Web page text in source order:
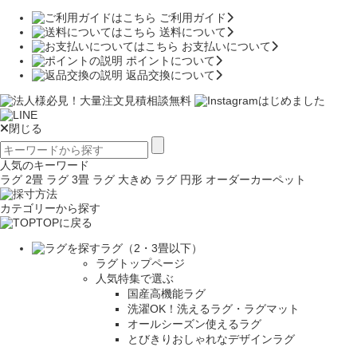
ご利用ガイド
送料について
お支払いについて
ポイントについて
返品交換について
閉じる
人気のキーワード
ラグ 2畳 ラグ 3畳 ラグ 大きめ ラグ 円形 オーダーカーペット
カテゴリーから探す
TOPに戻る
ラグ（2・3畳以下）
ラグトップページ
人気特集で選ぶ
国産高機能ラグ
洗濯OK！洗えるラグ・ラグマット
オールシーズン使えるラグ
とびきりおしゃれなデザインラグ